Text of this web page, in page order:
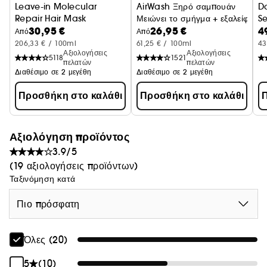
Leave-in Molecular
Repair Hair Mask
ταλαιπωρημένα μαλλιά - Συσκευασία ταξιδίου
Από30,95 €
206,33 € / 100ml
5118
Αξιολογήσεις
πελατών
Διαθέσιμο σε 2 μεγέθη
Προσθήκη στο καλάθι
AirWash Ξηρό σαμπουάν
Μειώνει το σμήγμα + εξαλείφει
Από26,95 €
61,25 € / 100ml
1521
Αξιολογήσεις
πελατών
Διαθέσιμο σε 2 μεγέθη
Προσθήκη στο καλάθι
Αξιολόγηση προϊόντος
3.9/5
(19 αξιολογήσεις προϊόντων)
Ταξινόμηση κατά
Πιο πρόσφατη
Όλες (20)
5
(10)